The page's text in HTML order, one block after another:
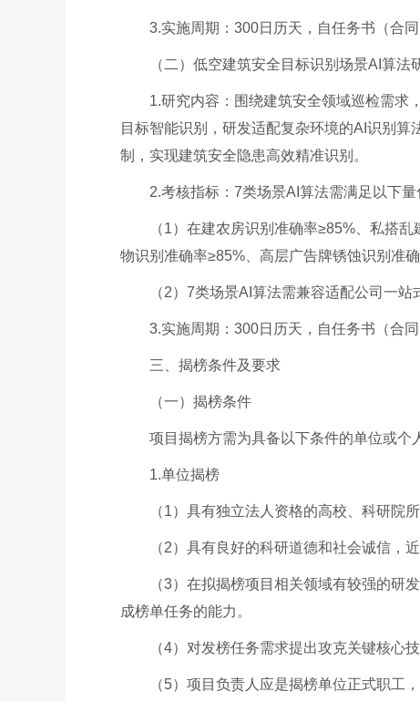
3.实施周期：300日历天，自任务书（合同
（二）低空建筑安全目标识别场景AI算法
1.研究内容：围绕建筑安全领域巡检需求
目标智能识别，研发适配复杂环境的AI识别
制，实现建筑安全隐患高效精准识别。
2.考核指标：7类场景AI算法需满足以下量
（1）在建农房识别准确率≥85%、私搭
物识别准确率≥85%、高层广告牌锈蚀识别准
（2）7类场景AI算法需兼容适配公司一站
3.实施周期：300日历天，自任务书（合同
三、揭榜条件及要求
（一）揭榜条件
项目揭榜方需为具备以下条件的单位或个
1.单位揭榜
（1）具有独立法人资格的高校、科研院
（2）具有良好的科研道德和社会诚信，
（3）在拟揭榜项目相关领域有较强的研
成榜单任务的能力。
（4）对发榜任务需求提出攻克关键核心
（5）项目负责人应是揭榜单位正式职工